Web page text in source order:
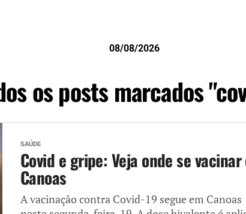
08/08/2026
os posts marcados
SAÚDE
Covid e gripe: Veja onde se vacinar
Canoas
A vacinação contra Covid-19 segue em Canoas